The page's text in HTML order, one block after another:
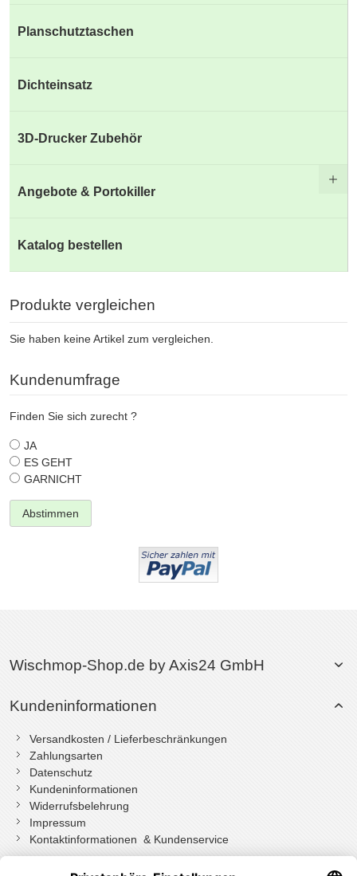
Planschutztaschen
Dichteinsatz
3D-Drucker Zubehör
Angebote & Portokiller
Katalog bestellen
Produkte vergleichen
Sie haben keine Artikel zum vergleichen.
Kundenumfrage
Finden Sie sich zurecht ?
JA
ES GEHT
GARNICHT
Abstimmen
Wischmop-Shop.de by Axis24 GmbH
Kundeninformationen
Versandkosten / Lieferbeschränkungen
Zahlungsarten
Datenschutz
Kundeninformationen
Widerrufsbelehrung
Impressum
Kontaktinformationen & Kundenservice